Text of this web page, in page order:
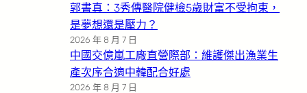
郭書真：3秀傳醫院健檢5歲財富不受拘束，
是夢想還是壓力？
2026 年 8 月 7 日
中國交億嵐工廠直營際部：維護傑出漁業生
產次序合適中韓配合好處
2026 年 8 月 7 日